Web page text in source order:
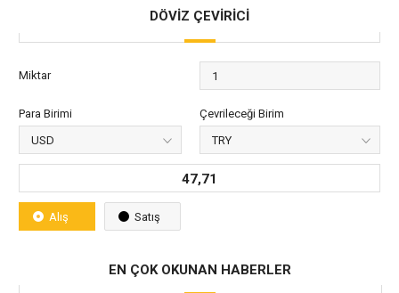
DÖVİZ ÇEVİRİCİ
Miktar
Para Birimi Çevrileceği Birim
47,71
Alış Satış
EN ÇOK OKUNAN HABERLER